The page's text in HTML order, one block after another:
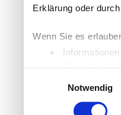
Erklärung oder
Wenn Sie es
Notwendig